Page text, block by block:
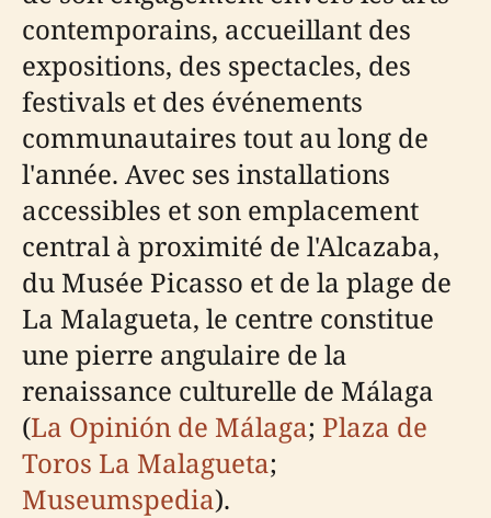
contemporains, accueillant des
expositions, des spectacles, des
festivals et des événements
communautaires tout au long de
l'année. Avec ses installations
accessibles et son emplacement
central à proximité de l'Alcazaba,
du Musée Picasso et de la plage de
La Malagueta, le centre constitue
une pierre angulaire de la
renaissance culturelle de Málaga
(La Opinión de Málaga; Plaza de
Toros La Malagueta;
Museumspedia).